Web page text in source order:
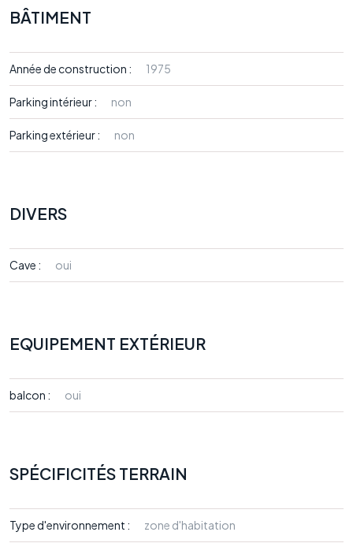
BÂTIMENT
Année de construction : 1975
Parking intérieur : non
Parking extérieur : non
DIVERS
Cave : oui
EQUIPEMENT EXTÉRIEUR
balcon : oui
SPÉCIFICITÉS TERRAIN
Type d'environnement : zone d'habitation